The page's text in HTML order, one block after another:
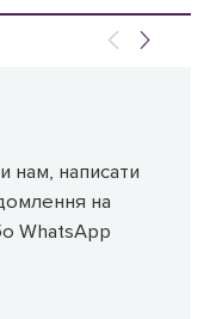
нам, написати
на
WhatsApp